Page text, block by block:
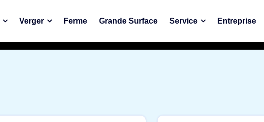
Verger Ferme Grande Surface Service Entreprise